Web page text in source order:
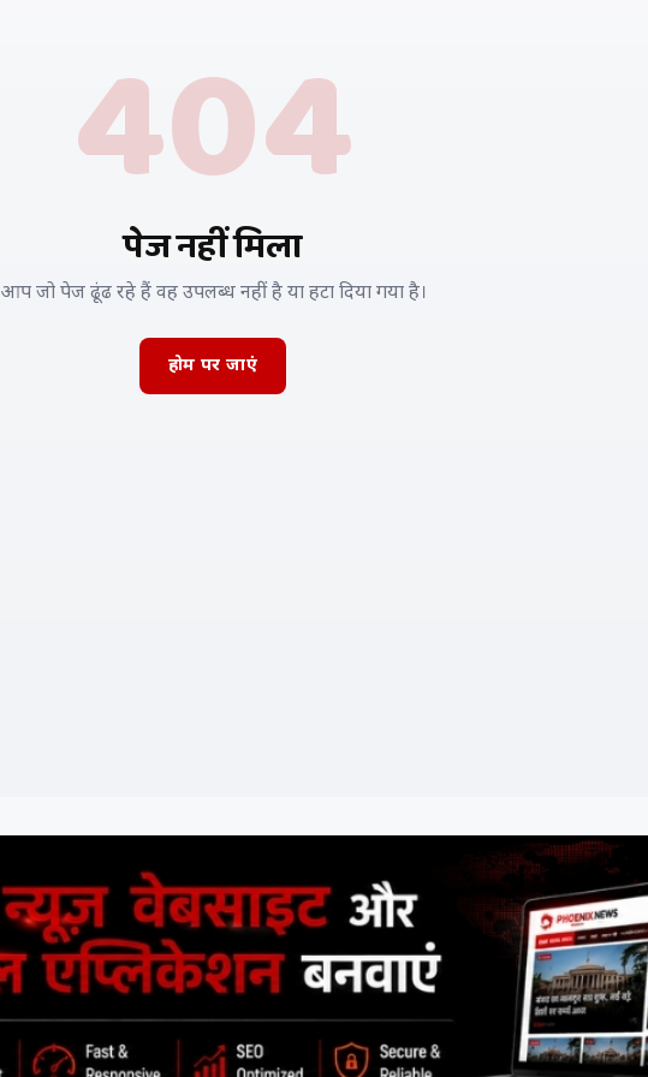
404
पेज नहीं मिला
आप जो पेज ढूंढ रहे हैं वह उपलब्ध नहीं है या हटा दिया गया है।
होम पर जाएं